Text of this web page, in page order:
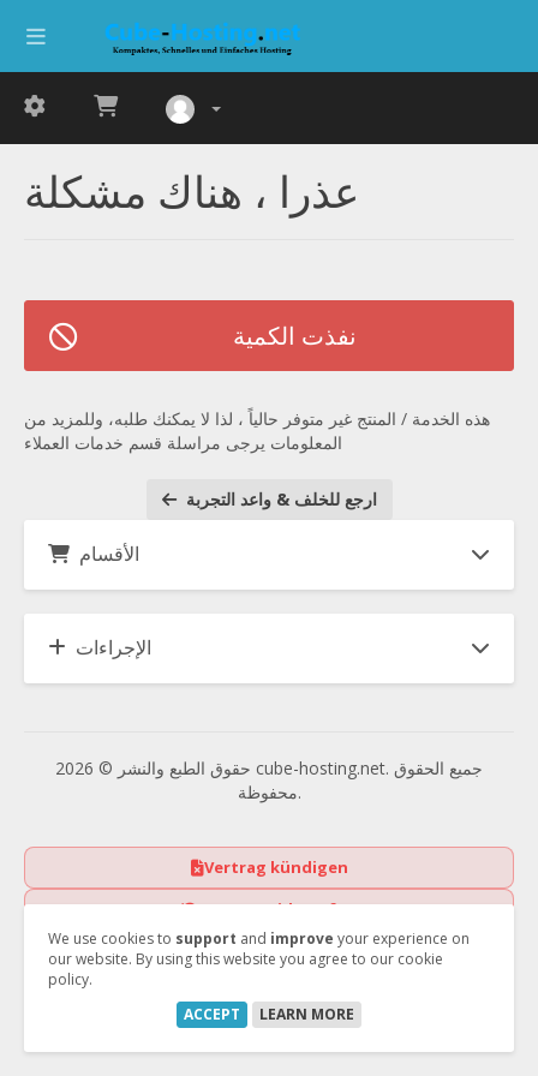
عذرا ، هناك مشكلة
نفذت الكمية
هذه الخدمة / المنتج غير متوفر حالياً ، لذا لا يمكنك طلبه، وللمزيد من
المعلومات يرجى مراسلة قسم خدمات العملاء
ارجع للخلف & واعد التجربة
الأقسام
الإجراءات
حقوق الطبع والنشر © 2026 cube-hosting.net. جميع الحقوق
محفوظة.
Vertrag kündigen
Vertrag widerrufen
We use cookies to support and improve your experience on
our website. By using this website you agree to our cookie
policy.
ACCEPT
LEARN MORE